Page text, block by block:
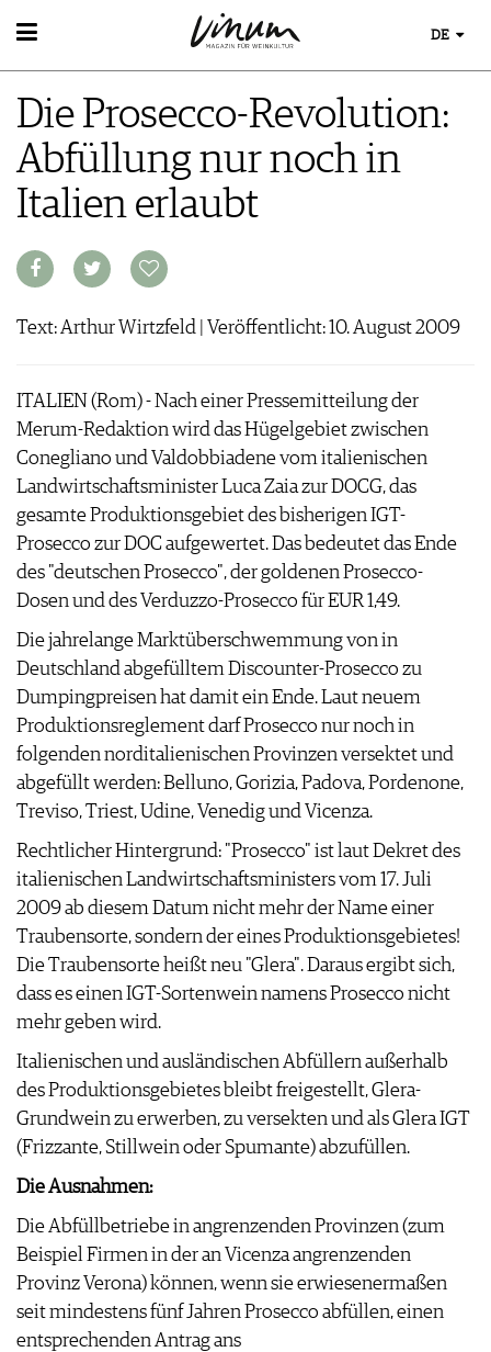
WEIN
WEINSUCHE
GUIDE WEINGÜTER
WINETRADECLUB
WINZER
WEINE DES MONATS
UNIQUE WINERIES
WEINWISSEN
WEINREGIONEN
WEINGESCHICHTE
INFOGRAFIKEN
TIPPS & TRICKS
NEWS
EVENTS
EVENTKALENDER
EVENT-BILDER
ESSEN & TRINKEN
FOOD PAIRING TIPPS
FOOD PAIRING TABELLE
REZEPTE
MAGAZIN
DOSSIER
EXTRAS
ABO
AUSGABE
ARCHIV
VORTEILSWELT
MEDIATHEK
BILDSTRECKEN
BÜCHER
WEINWIRTSCHAFT
WEINSZENE
PORTRAITS
VINOPHILES
ARCHIV
ANMELDEN
AWARDS
GEWINNSPIELE
VORTEILSWELT
TRINKREIFETABELLE
ABO
WEINSUCHE
NEWSLETTER
REDAKTION
JOBS
WERBUNG
PRESSE
IMPRESSUM
AGB & DATENSCHUTZ
FAQ
DE
Die Prosecco-Revolution:
Abfüllung nur noch in
Italien erlaubt
Text: Arthur Wirtzfeld | Veröffentlicht: 10. August 2009
ITALIEN (Rom) - Nach einer Pressemitteilung der
Merum-Redaktion wird das Hügelgebiet zwischen
Conegliano und Valdobbiadene vom italienischen
Landwirtschaftsminister Luca Zaia zur DOCG, das
gesamte Produktionsgebiet des bisherigen IGT-
Prosecco zur DOC aufgewertet. Das bedeutet das Ende
des "deutschen Prosecco", der goldenen Prosecco-
Dosen und des Verduzzo-Prosecco für EUR 1,49.
Die jahrelange Marktüberschwemmung von in
Deutschland abgefülltem Discounter-Prosecco zu
Dumpingpreisen hat damit ein Ende. Laut neuem
Produktionsreglement darf Prosecco nur noch in
folgenden norditalienischen Provinzen versektet und
abgefüllt werden: Belluno, Gorizia, Padova, Pordenone,
Treviso, Triest, Udine, Venedig und Vicenza.
Rechtlicher Hintergrund: "Prosecco" ist laut Dekret des
italienischen Landwirtschaftsministers vom 17. Juli
2009 ab diesem Datum nicht mehr der Name einer
Traubensorte, sondern der eines Produktionsgebietes!
Die Traubensorte heißt neu "Glera". Daraus ergibt sich,
dass es einen IGT-Sortenwein namens Prosecco nicht
mehr geben wird.
Italienischen und ausländischen Abfüllern außerhalb
des Produktionsgebietes bleibt freigestellt, Glera-
Grundwein zu erwerben, zu versekten und als Glera IGT
(Frizzante, Stillwein oder Spumante) abzufüllen.
Die Ausnahmen:
Die Abfüllbetriebe in angrenzenden Provinzen (zum
Beispiel Firmen in der an Vicenza angrenzenden
Provinz Verona) können, wenn sie erwiesenermaßen
seit mindestens fünf Jahren Prosecco abfüllen, einen
entsprechenden Antrag ans